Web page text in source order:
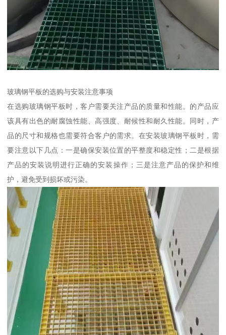
玻璃钢平板的选购与安装注意事项
在选购玻璃钢平板时，客户需要关注产品的质量和性能。的产品应
该具有出色的耐腐蚀性能、高强度、耐候性和耐久性能。同时，产
品的尺寸和规格也需要符合客户的需求。在安装玻璃钢平板时，需
要注意以下几点：一是确保安装位置的平整度和稳定性；二是根据
产品的安装说明进行正确的安装操作；三是注意产品的保护和维
护，避免受到损坏或污染。